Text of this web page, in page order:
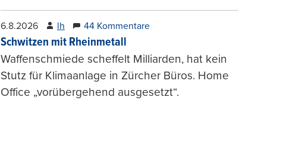
6.8.2026 lh 44 Kommentare
Schwitzen mit Rheinmetall
Waffenschmiede scheffelt Milliarden, hat kein
Stutz für Klimaanlage in Zürcher Büros. Home
Office „vorübergehend ausgesetzt“.